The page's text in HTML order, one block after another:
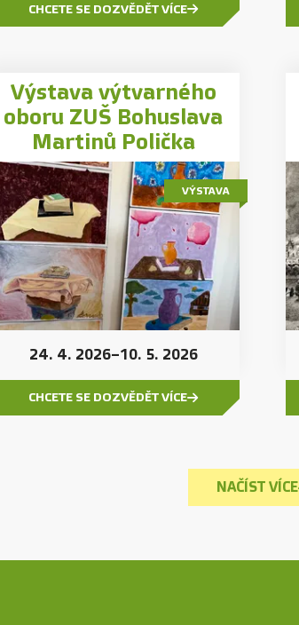
CHCETE SE DOZVĚDĚT VÍCE
Výstava výtvarného
oboru ZUŠ Bohuslava
Martinů Polička
VÝSTAVA
24. 4. 2026–10. 5. 2026
CHCETE SE DOZVĚDĚT VÍCE
NAČÍST VÍCE